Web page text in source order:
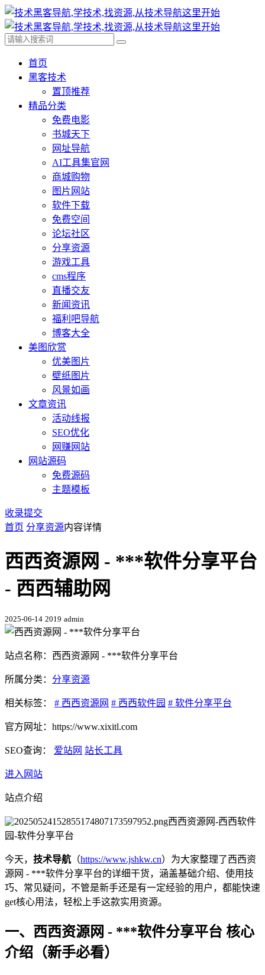
首页
黑客技术
置顶推荐
精品分类
免费电影
书城天下
网址导航
AI工具集官网
商城购物
图片网站
软件下载
免费空间
论坛社区
分享资源
游戏工具
cms程序
直播交友
新闻资讯
福利吧导航
博客大全
美图欣赏
优美图片
壁纸图片
风景如画
文章资讯
活动线报
SEO优化
网赚网站
网站源码
免费源码
主题模板
收录提交
首页 分享资源内容详情
西西资源网 - ***软件分享平台
- 西西辅助网
2025-06-14 2019 admin
站点名称：西西资源网 - ***软件分享平台
所属分类： 分享资源
相关标签： # 西西资源网 # 西西软件园 # 软件分享平台
官方网址：https://www.xixitl.com
SEO查询： 爱站网 站长工具
进入网站
站点介绍
西西资源网-西西软件
园-软件分享平台
今天， 技术导航 （https://www.jshkw.cn）为大家整理了西西资
源网 - ***软件分享平台的详细干货，涵盖基础介绍、使用技
巧、常见疑问，不管是新手还是有一定经验的用户，都能快速
get核心用法，轻松上手这款实用资源。
一、西西资源网 - ***软件分享平台 核心
介绍（新手必看）